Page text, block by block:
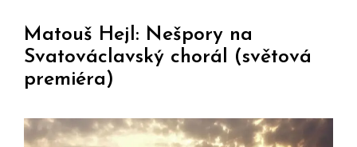
Matouš Hejl: Nešpory na
Svatováclavský chorál (světová
premiéra)